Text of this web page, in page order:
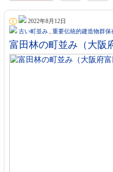
1
2022年8月12日
古い町並み , 重要伝統的建造物群保
富田林の町並み（大阪